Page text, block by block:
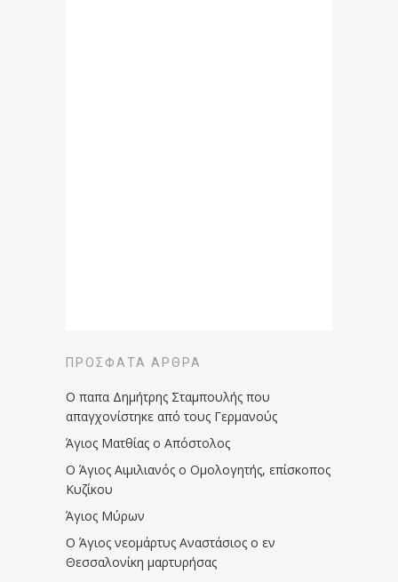
ΠΡΌΣΦΑΤΑ ΆΡΘΡΑ
Ο παπα Δημήτρης Σταμπουλής που
απαγχονίστηκε από τους Γερμανούς
Άγιος Ματθίας ο Απόστολος
Ο Άγιος Αιμιλιανός ο Ομολογητής, επίσκοπος
Κυζίκου
Άγιος Μύρων
Ο Άγιος νεομάρτυς Αναστάσιος ο εν
Θεσσαλονίκη μαρτυρήσας